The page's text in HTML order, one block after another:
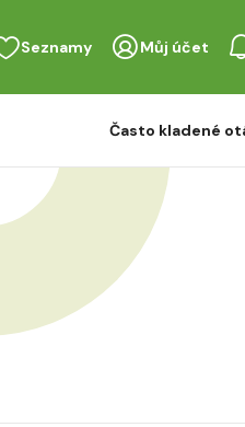
Seznamy Můj účet
Často kladené